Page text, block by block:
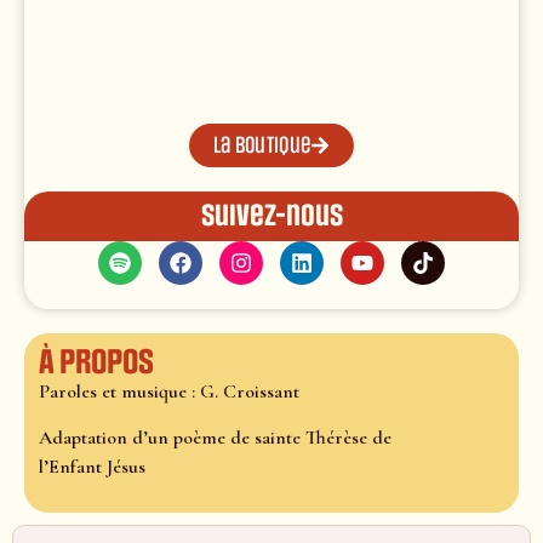
La boutique
Suivez-nous
À propos
Paroles et musique : G. Croissant
Adaptation d’un poème de sainte Thérèse de
l’Enfant Jésus